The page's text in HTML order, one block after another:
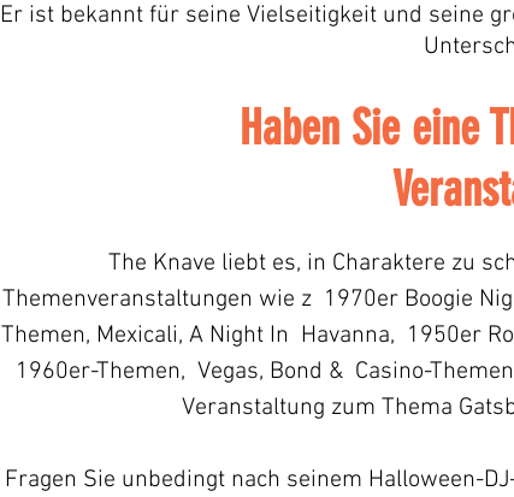
Er ist bekannt für seine Vielseitigkeit und seine
The Knave liebt es, in Charaktere zu
Themenveranstaltungen wie z 1970er Boogie
Themen, Mexicali, A Night In Havanna, 1950er
1960er-Themen, Vegas, Bond & Casino-
Veranstaltung zum Thema
Fragen Sie unbedingt nach seinem Halloween-
Haben Sie eine